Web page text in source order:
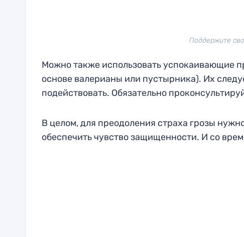
Поддержите
Можно также использовать успокаивающие
основе валерианы или пустырника). Их
подействовать. Обязательно
В целом, для преодоления страха грозы
обеспечить чувство защищенности. И со